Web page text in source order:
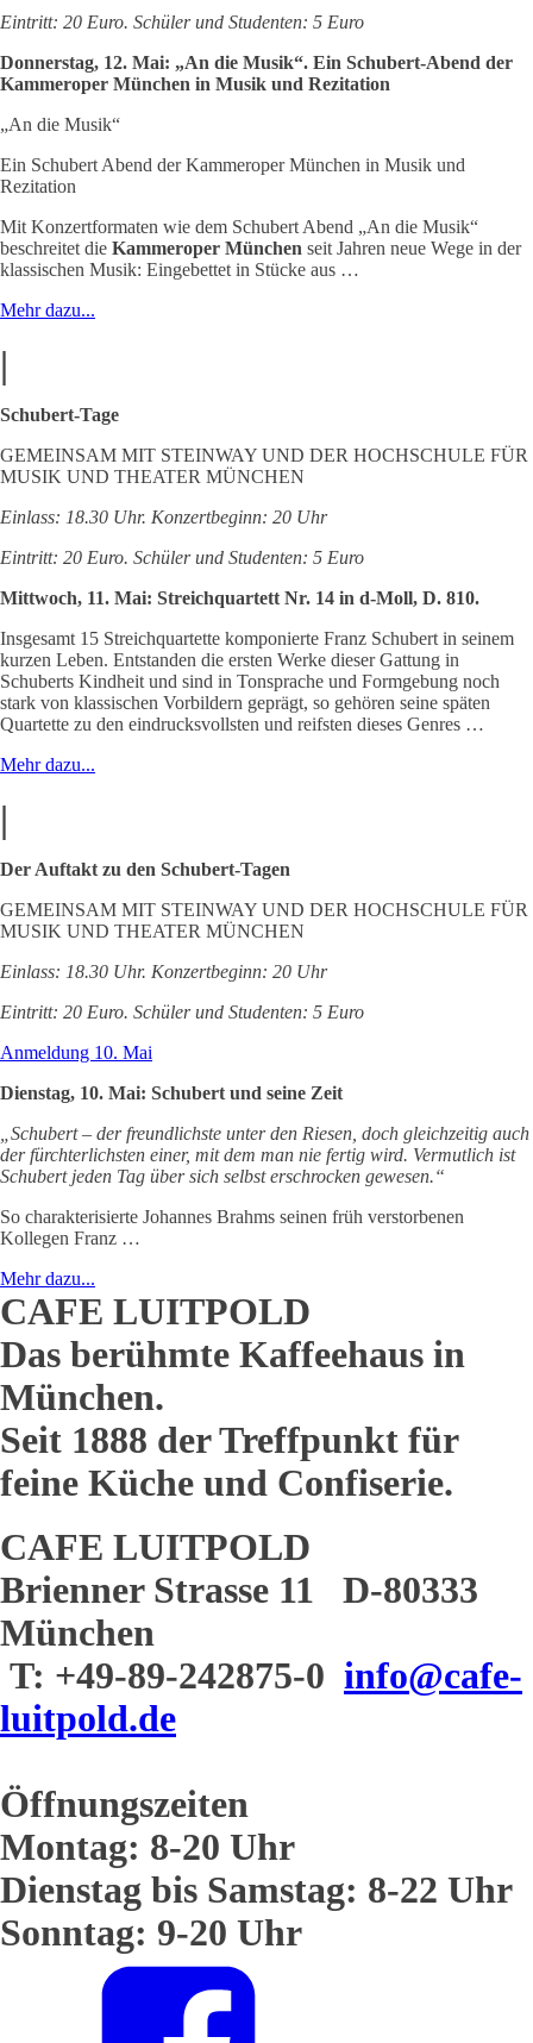
Eintritt: 20 Euro. Schüler und Studenten: 5 Euro
Donnerstag, 12. Mai: „An die Musik“. Ein Schubert-Abend der
Kammeroper München in Musik und Rezitation
„An die Musik“
Ein Schubert Abend der Kammeroper München in Musik und
Rezitation
Mit Konzertformaten wie dem Schubert Abend „An die Musik“
beschreitet die Kammeroper München seit Jahren neue Wege in der
klassischen Musik: Eingebettet in Stücke aus …
Mehr dazu...
|
Schubert-Tage
GEMEINSAM MIT STEINWAY UND DER HOCHSCHULE FÜR
MUSIK UND THEATER MÜNCHEN
Einlass: 18.30 Uhr. Konzertbeginn: 20 Uhr
Eintritt: 20 Euro. Schüler und Studenten: 5 Euro
Mittwoch, 11. Mai: Streichquartett Nr. 14 in d-Moll, D. 810.
Insgesamt 15 Streichquartette komponierte Franz Schubert in seinem
kurzen Leben. Entstanden die ersten Werke dieser Gattung in
Schuberts Kindheit und sind in Tonsprache und Formgebung noch
stark von klassischen Vorbildern geprägt, so gehören seine späten
Quartette zu den eindrucksvollsten und reifsten dieses Genres …
Mehr dazu...
|
Der Auftakt zu den Schubert-Tagen
GEMEINSAM MIT STEINWAY UND DER HOCHSCHULE FÜR
MUSIK UND THEATER MÜNCHEN
Einlass: 18.30 Uhr. Konzertbeginn: 20 Uhr
Eintritt: 20 Euro. Schüler und Studenten: 5 Euro
Anmeldung 10. Mai
Dienstag, 10. Mai: Schubert und seine Zeit
„Schubert – der freundlichste unter den Riesen, doch gleichzeitig auch
der fürchterlichsten einer, mit dem man nie fertig wird. Vermutlich ist
Schubert jeden Tag über sich selbst erschrocken gewesen.“
So charakterisierte Johannes Brahms seinen früh verstorbenen
Kollegen Franz …
Mehr dazu...
CAFE LUITPOLD
Das berühmte Kaffeehaus in
München.
Seit 1888 der Treffpunkt für
feine Küche und Confiserie.
CAFE LUITPOLD
Brienner Strasse 11 D-80333
München
T: +49-89-242875-0 info@cafe-
luitpold.de
Öffnungszeiten
Montag: 8-20 Uhr
Dienstag bis Samstag: 8-22 Uhr
Sonntag: 9-20 Uhr